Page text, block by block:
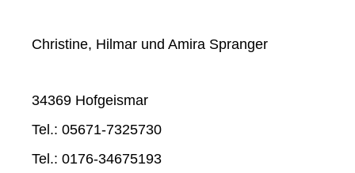
Christine, Hilmar und Amira Spranger
34369 Hofgeismar
Tel.: 05671-7325730
Tel.: 0176-34675193